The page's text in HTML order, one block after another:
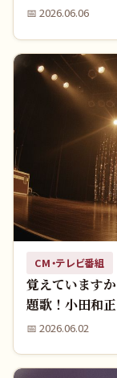
📅 2026.06.06
CM・テレビ番組
覚えています
題歌！小田和
代の青春をもう
📅 2026.06.02